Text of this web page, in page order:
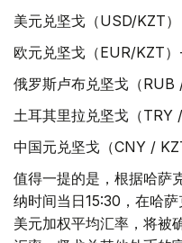
美元兑坚戈（USD/KZT
欧元兑坚戈（EUR/KZT
俄罗斯卢布兑坚戈（
土耳其里拉兑坚戈（TRY
中国元兑坚戈（CNY /
值得一提的是，根据哈萨
纳时间当日15:30，在哈
美元加权平均汇率，将被